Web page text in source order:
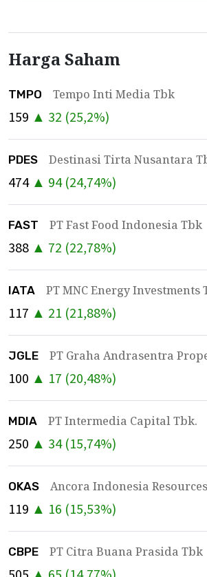
Harga Saham
TMPO Tempo Inti Media Tbk
159 ▲ 32 (25,2%)
PDES Destinasi Tirta Nusantara
474 ▲ 94(24,74%)
FAST PT Fast Food Indonesia Tbk
388 ▲ 72 (22,78%)
IATA PT MNC Energy Investments
117 ▲ 21 (21,88%)
JGLE PT Graha Andrasentra
100 ▲ 17 (20,48%)
MDIA PT Intermedia Capital Tbk.
250 ▲ 34(15,74%)
OKAS Ancora Indonesia
119 ▲ 16 (15,53%)
CBPE PT Citra Buana Prasida Tbk